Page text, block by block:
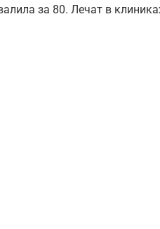
за 80. Лечат в